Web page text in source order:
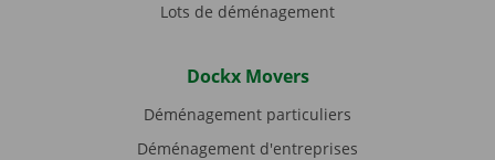
Lots de déménagement
Dockx Movers
Déménagement particuliers
Déménagement d'entreprises